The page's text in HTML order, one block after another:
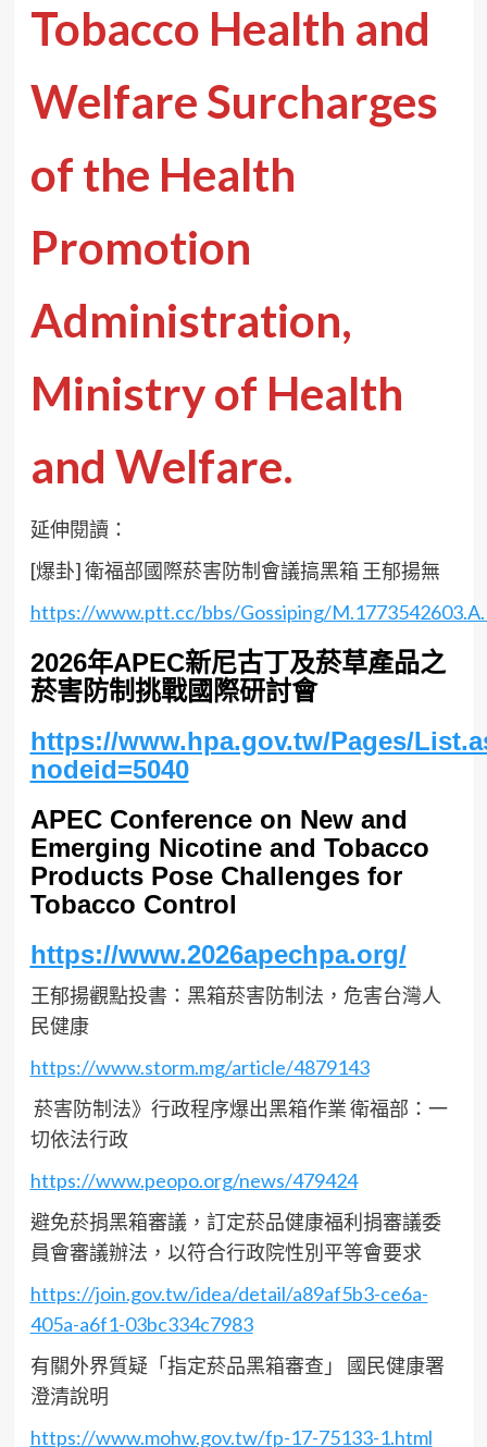
Tobacco Health and
Welfare Surcharges
of the Health
Promotion
Administration,
Ministry of Health
and Welfare.
延伸閱讀：
[爆卦] 衛福部國際菸害防制會議搞黑箱 王郁揚無
https://www.ptt.cc/bbs/Gossiping/
2026年APEC新尼古丁及菸草產品之
菸害防制挑戰國際研討會
https://www.hpa.gov.tw/Pages/
nodeid=5040
APEC Conference on New and
Emerging Nicotine and Tobacco
Products Pose Challenges for
Tobacco Control
https://www.2026apechpa.org/
王郁揚觀點投書：黑箱菸害防制法，危害台灣人
民健康
https://www.storm.mg/article/4879143
菸害防制法》行政程序爆出黑箱作業 衛福部：一
切依法行政
https://www.peopo.org/news/479424
避免菸捐黑箱審議，訂定菸品健康福利捐審議委
員會審議辦法，以符合行政院性別平等會要求
https://join.gov.tw/idea/detail/a89af5b3-ce6a-
405a-a6f1-03bc334c7983
有關外界質疑「指定菸品黑箱審查」 國民健康署
澄清說明
https://www.mohw.gov.tw/fp-17-75133-1.html